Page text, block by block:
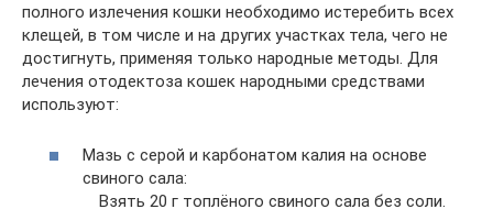
полного излечения кошки необходимо истеребить всех
клещей, в том числе и на других участках тела, чего не
достигнуть, применяя только народные методы. Для
лечения отодектоза кошек народными средствами
используют:
Мазь с серой и карбонатом калия на основе
свиного сала:
Взять 20 г топлёного свиного сала без соли.